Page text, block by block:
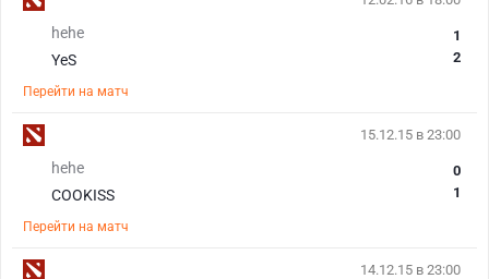
hehe
YeS
1
2
Перейти на матч
15.12.15 в 23:00
hehe
COOKISS
0
1
Перейти на матч
14.12.15 в 23:00